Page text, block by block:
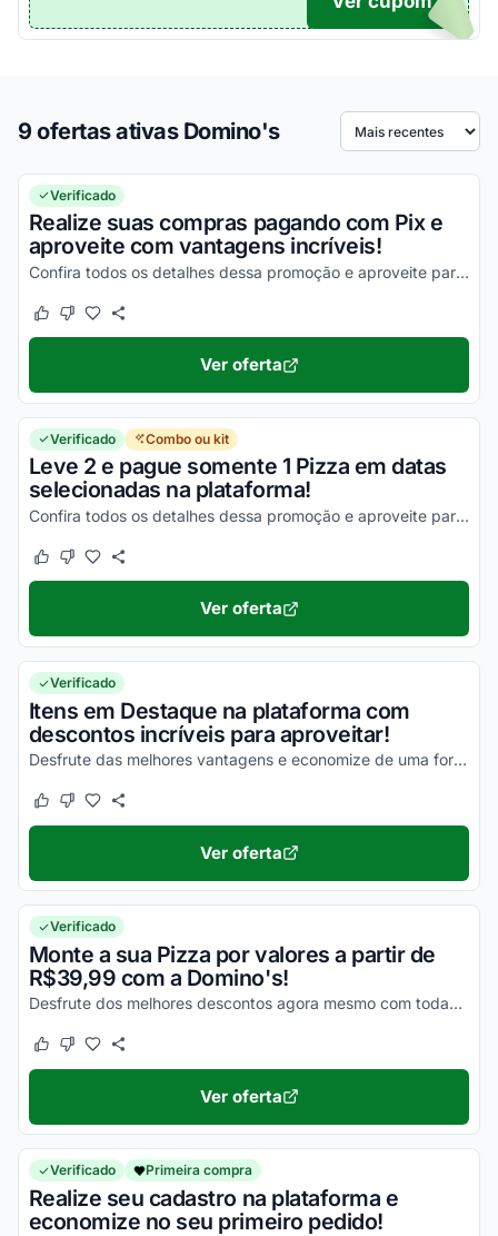
9 ofertas ativas Domino's Ordenar por
Verificado
Realize suas compras pagando com Pix e
aproveite com vantagens incríveis!
Confira todos os detalhes dessa promoção e aproveite para economizar agora mesmo!
Este cupom funcionou
Este cupom não funcionou
Ver oferta
Verificado Combo ou kit
Leve 2 e pague somente 1 Pizza em datas
selecionadas na plataforma!
Confira todos os detalhes dessa promoção e aproveite para economizar da melhor maneira possível!
Este cupom funcionou
Este cupom não funcionou
Ver oferta
Verificado
Itens em Destaque na plataforma com
descontos incríveis para aproveitar!
Desfrute das melhores vantagens e economize de uma forma simples nas suas compras!
Este cupom funcionou
Este cupom não funcionou
Ver oferta
Verificado
Monte a sua Pizza por valores a partir de
R$39,99 com a Domino's!
Desfrute dos melhores descontos agora mesmo com todas as promoções disponíveis!
Este cupom funcionou
Este cupom não funcionou
Ver oferta
Verificado Primeira compra
Realize seu cadastro na plataforma e
economize no seu primeiro pedido!